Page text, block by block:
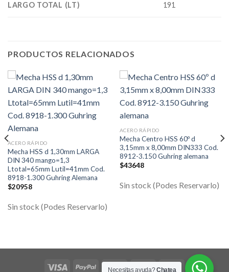
LARGO TOTAL (LT) 191
PRODUCTOS RELACIONADOS
ACERO RÁPIDO
Mecha HSS d 1,30mm LARGA
DIN 340 mango=1,3
Ltotal=65mm Lutil=41mm Cod.
8918-1.300 Guhring Alemana
$20958
Sin stock (Podes Reservarlo)
ACERO RÁPIDO
Mecha Centro HSS 60º d
3,15mm x 8,00mm DIN333 Cod.
8912-3.150 Guhring alemana
$43648
Sin stock (Podes Reservarlo)
Necesitas ayuda?Chatea